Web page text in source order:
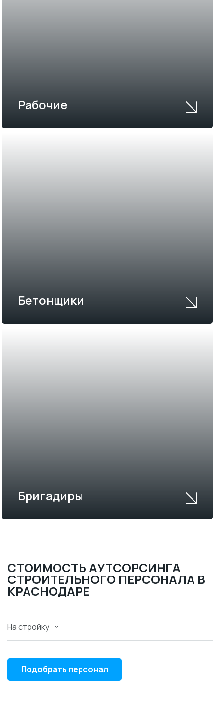
Рабочие
Бетонщики
Бригадиры
СТОИМОСТЬ АУТСОРСИНГА
СТРОИТЕЛЬНОГО ПЕРСОНАЛА В
КРАСНОДАРЕ
На стройку
Подобрать персонал